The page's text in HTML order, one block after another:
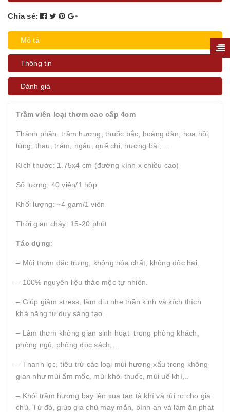
Chia sẻ:
Mô tả
Thông tin
Đánh giá
Trầm viên loại thơm cao cấp 4cm
Thành phần: trầm hương, thuốc bắc, hoàng đàn, hoa hồi,
tùng, thau, trám, ngâu, quế chi, hương bài,....
Kích thước: 1.75x4 cm (đường kính x chiều cao)
Số lượng: 40 viên/1 hộp
Khối lượng: ~4 gam/1 viên
Thời gian cháy: 15-20 phút
Tác dụng:
– Mùi thơm đặc trưng, không hóa chất, không độc hại.
– 100% nguyên liệu thảo mộc tự nhiên.
– Giúp giảm stress, làm dịu nhẹ thần kinh và kích thích
khả năng tư duy sáng tạo.
– Làm thơm không gian sinh hoạt trong phòng khách,
phòng ngủ, phòng đọc sách,…
– Thanh lọc, tiêu trừ các loại mùi hương xấu trong không
gian như mùi ẩm mốc, mùi khói thuốc, mùi uế khí,..
– Khói trầm hương bay lên xua tan tà khí và rủi ro cho gia
chủ. Từ đó, giúp gia chủ may mắn, bình an và làm ăn phát